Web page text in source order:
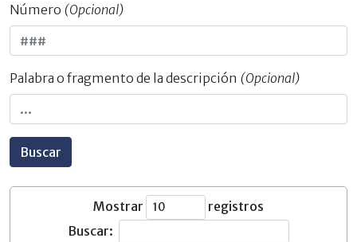
Número (Opcional)
Palabra o fragmento de la descripción (Opcional)
Buscar
Mostrar
registros
Buscar: